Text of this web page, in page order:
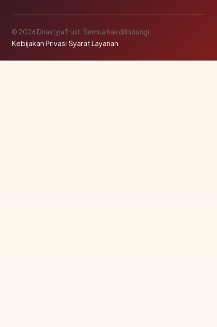
© 2026 DnastyjaTrust. Semua hak dilindungi.
Kebijakan Privasi·Syarat Layanan